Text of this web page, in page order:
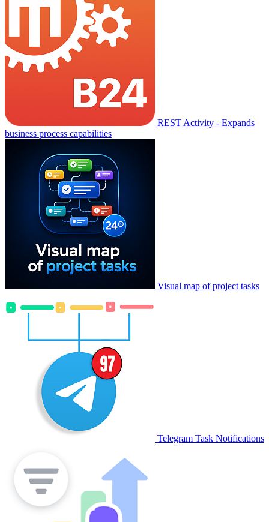
REST Activity - Expands
business process capabilities
Visual map of project tasks
Telegram Task Notifications